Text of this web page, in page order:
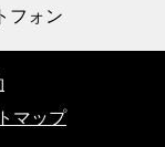
フォン
マップ